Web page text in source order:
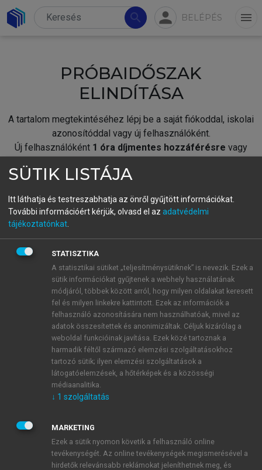
search person BELÉPÉS menu
PRÓBAIDŐSZAK
ELINDÍTÁSA
A tartalom megtekintéséhez lépj be a saját fiókoddal, iskolai
azonosítóddal vagy új felhasználóként.
Új felhasználóként 1 óra díjmentes hozzáférésre vagy
fiókoddal,vagy hozz létre új fiókot.
A regisztráció után apróbaidőszakautomatikusan
BELÉPÉS SAJÁT FIÓKKAL
ÚJ FIÓK LÉTREHOZÁSA
1 óra díjmentes hozzáférés
E-MAIL-CÍM
JELSZÓ
JELSZÓ ÚJRA
SÜTIK LISTÁJA
Itt láthatja és testreszabhatja az önről gyűjtött információkat.
További információért kérjük, olvasd el az adatvédelmi
tájékoztatónkat
STATISZTIKA
A statisztikai sütiket „teljesítménysütiknek” is nevezik. Ezek a
sütik információkat gyűjtenek a webhely használatának
módjáról, többek között arról, hogy milyen oldalakat keresett
fel és milyen linkekre kattintott. Ezek az információk a
felhasználó azonosítására nem használhatóak, mivel az
adatok összesítettek és anonimizáltak. Céljuk kizárólag a
weboldal funkcióinak javítása. Ezek közé tartoznak a
harmadik féltől származó elemzési szolgáltatásokhoz
tartozó sütik; ilyen elemzési szolgáltatások a
látogatóelemzések, a hőtérképek és a közösségi
médiaanalitika.
↓ 1 szolgáltatás
MARKETING
Ezek a sütik nyomon követik a felhasználó online
tevékenységét. Az online tevékenységek megismerésével a
hirdetők relevánsabb reklámokat jeleníthetnek meg, és